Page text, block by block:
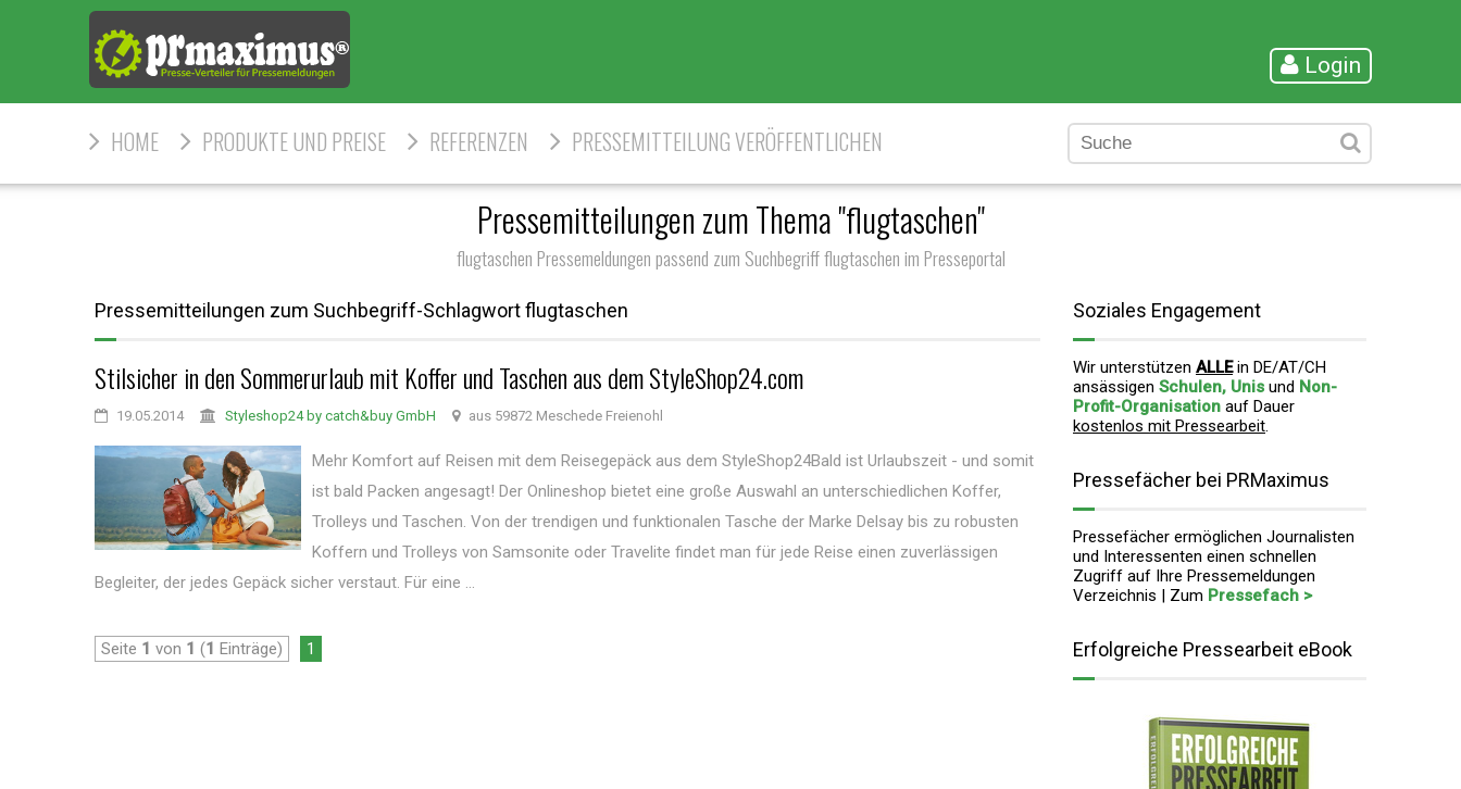
Login
HOME PRODUKTE UND PREISE REFERENZEN PRESSEMITTEILUNG VERÖFFENTLICHEN
Pressemitteilungen zum Thema "flugtaschen"
flugtaschen Pressemeldungen passend zum Suchbegriff flugtaschen im Presseportal
Pressemitteilungen zum Suchbegriff-Schlagwort flugtaschen
Stilsicher in den Sommerurlaub mit Koffer und Taschen aus dem StyleShop24.com
19.05.2014 Styleshop24 by catch&buy GmbH aus 59872 Meschede Freienohl
Mehr Komfort auf Reisen mit dem Reisegepäck aus dem StyleShop24Bald ist Urlaubszeit - und somit
ist bald Packen angesagt! Der Onlineshop bietet eine große Auswahl an unterschiedlichen Koffer,
Trolleys und Taschen. Von der trendigen und funktionalen Tasche der Marke Delsay bis zu robusten
Koffern und Trolleys von Samsonite oder Travelite findet man für jede Reise einen zuverlässigen
Begleiter, der jedes Gepäck sicher verstaut. Für eine ...
Seite 1 von 1 (1 Einträge) 1
Soziales Engagement
Wir unterstützen ALLEin DE/AT/CH
ansässigen Schulen, Unis und Non-
Profit-Organisation auf Dauer
kostenlos mit Pressearbeit.
Pressefächer bei PRMaximus
Pressefächer ermöglichen Journalisten
und Interessenten einen schnellen
Zugriff auf Ihre Pressemeldungen
Verzeichnis | Zum Pressefach >
Erfolgreiche Pressearbeit eBook